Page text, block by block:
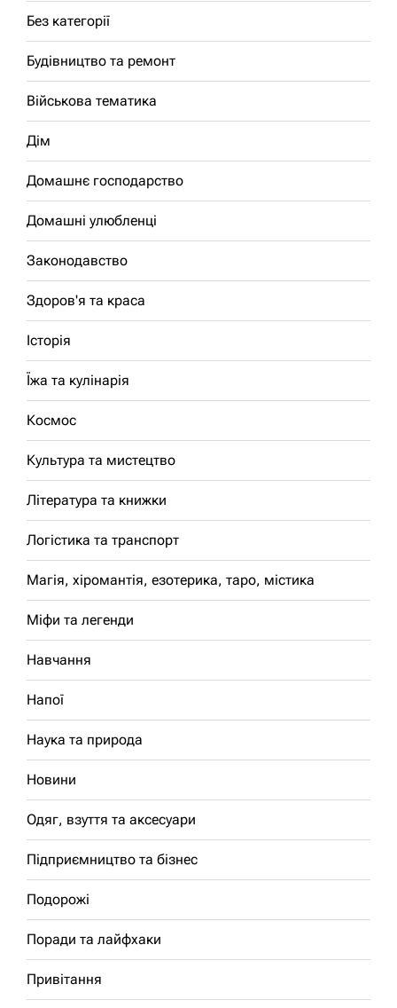
Без категорії
Будівництво та ремонт
Військова тематика
Дім
Домашнє господарство
Домашні улюбленці
Законодавство
Здоров'я та краса
Історія
Їжа та кулінарія
Космос
Культура та мистецтво
Література та книжки
Логістика та транспорт
Магія, хіромантія, езотерика, таро, містика
Міфи та легенди
Навчання
Напої
Наука та природа
Новини
Одяг, взуття та аксесуари
Підприємництво та бізнес
Подорожі
Поради та лайфхаки
Привітання